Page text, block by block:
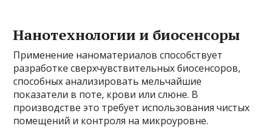
Нанотехнологии и биосенсоры
Применение наноматериалов способствует
разработке сверхчувствительных биосенсоров,
способных анализировать мельчайшие
показатели в поте, крови или слюне. В
производстве это требует использования чистых
помещений и контроля на микроуровне.